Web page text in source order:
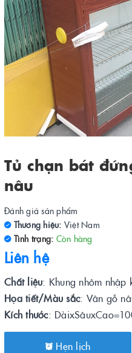
Tủ chạn bát
nâu
Đánh giá sản phẩm
Thương hiệu: Việt Nam
Tình trạng: Còn hàng
Liên hệ
Chất liệu: Khung nhôm nhập
Họa tiết/Màu sắc: Vân gỗ
Kích thước:
Hẹn lịch